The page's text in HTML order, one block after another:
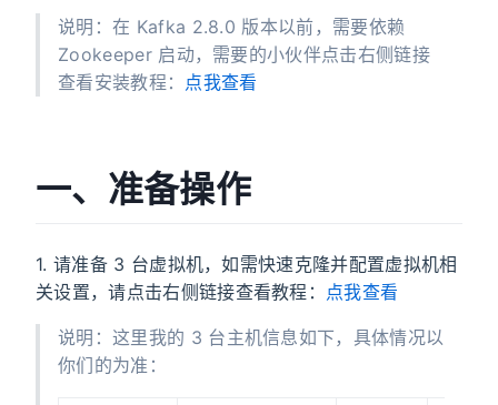
说明：在 Kafka 2.8.0 版本以前，需要依赖
Zookeeper 启动，需要的小伙伴点击右侧链接
查看安装教程： 点我查看
一、准备操作
1. 请准备 3 台虚拟机，如需快速克隆并配置虚拟机相
关设置，请点击右侧链接查看教程： 点我查看
说明：这里我的 3 台主机信息如下，具体情况以
你们的为准：